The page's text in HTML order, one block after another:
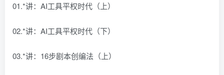
01.*讲：AI工具平权时代（上）
02.*讲：AI工具平权时代（下）
03.*讲：16步剧本创编法（上）